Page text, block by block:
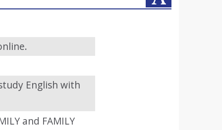
English with
and FAMILY